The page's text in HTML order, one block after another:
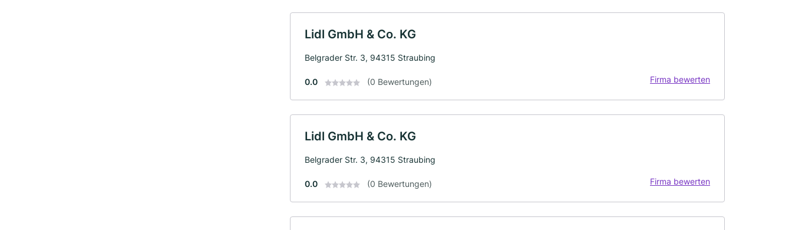
Lidl GmbH & Co. KG
Belgrader Str. 3, 94315 Straubing
0.0 (0 Bewertungen) Firma bewerten
Lidl GmbH & Co. KG
Belgrader Str. 3, 94315 Straubing
0.0 (0 Bewertungen) Firma bewerten